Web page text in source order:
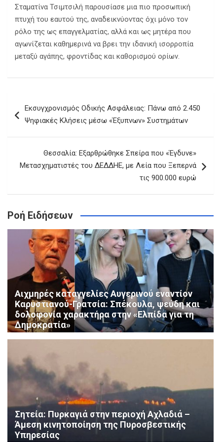
Σταματίνα Τσιμτσιλή παρουσίασε μια πιο προσωπική
πτυχή του εαυτού της, αναδεικνύοντας όχι μόνο τον
ρόλο της ως επαγγελματίας, αλλά και ως μητέρα που
αγωνίζεται καθημερινά να βρει την ιδανική ισορροπία
μεταξύ αγάπης, φροντίδας και καθορισμού ορίων.
άρθρων
Εκσυγχρονισμός Οδικής Ασφάλειας: Πάνω από 2.450
Ψηφιακές Κλήσεις μέσω «Έξυπνων» Συστημάτων
Θεσσαλία: Εξαρθρώθηκε Σπείρα που «Έγδυνε»
Μετασχηματιστές του ΔΕΔΔΗΕ, με Λεία που Ξεπερνά
τις 900.000 ευρώ
Ροή Ειδήσεων
Αιχμηρές καταγγελίες Αυγερινού εναντίον
Καρυστιανού-Γρατσία: Σπέκουλα, ψεύδη και
δολοφονία χαρακτήρα στην «Ελπίδα για τη
Δημοκρατία»
Σητεία: Πυρκαγιά στην περιοχή Αχλαδιά –
Άμεση κινητοποίηση της Πυροσβεστικής
Υπηρεσίας